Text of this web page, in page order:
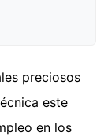
preciosos
este
en los